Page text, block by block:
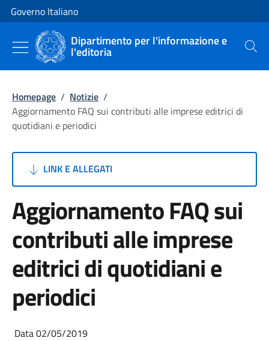
Vai al contenuto
Vai alla navigazione del sito
Governo Italiano
Dipartimento per l'informazione e
l'editoria Cerca
Homepage / Notizie /
Aggiornamento FAQ sui contributi alle imprese editrici di
quotidiani e periodici
LINK E ALLEGATI
Aggiornamento FAQ sui
contributi alle imprese
editrici di quotidiani e
periodici
Data 02/05/2019